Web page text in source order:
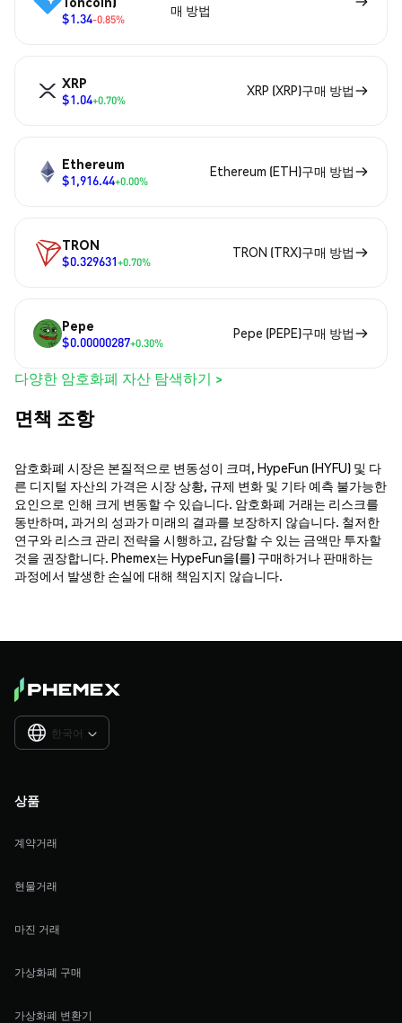
$1.34-0.85%
매 방법
XRP
$1.04+0.70%
XRP (XRP)구매 방법
Ethereum
$1,916.44+0.00%
Ethereum (ETH)구매 방법
TRON
$0.329631+0.70%
TRON (TRX)구매 방법
Pepe
$0.00000287+0.30%
Pepe (PEPE)구매 방법
다양한 암호화폐 자산 탐색하기 >
면책 조항
암호화폐 시장은 본질적으로 변동성이 크며, HypeFun (HYFU) 및 다
른 디지털 자산의 가격은 시장 상황, 규제 변화 및 기타 예측 불가능한
요인으로 인해 크게 변동할 수 있습니다. 암호화폐 거래는 리스크를
동반하며, 과거의 성과가 미래의 결과를 보장하지 않습니다. 철저한
연구와 리스크 관리 전략을 시행하고, 감당할 수 있는 금액만 투자할
것을 권장합니다. Phemex는 HypeFun을(를) 구매하거나 판매하는
과정에서 발생한 손실에 대해 책임지지 않습니다.
한국어 
상품
계약거래
현물거래
마진 거래
가상화폐 구매
가상화폐 변환기